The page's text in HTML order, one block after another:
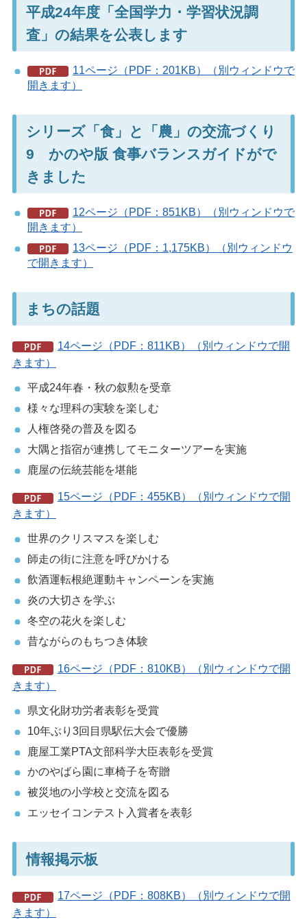
平成24年度「全国学力・学習状況調
査」の結果を公表します
11ページ（PDF：201KB）（別ウィンドウで
開きます）
シリーズ「食」と「農」の交流づくり
9 かのや版 食事バランスガイドがで
きました
12ページ（PDF：851KB）（別ウィンドウで
開きます）
13ページ（PDF：1,175KB）（別ウィンドウ
で開きます）
まちの話題
14ページ（PDF：811KB）（別ウィンドウで開
きます）
平成24年春・秋の叙勲を受章
様々な理科の実験を楽しむ
人権啓発の普及を図る
大隅と指宿が連携してモニターツアーを実施
鹿屋の伝統芸能を堪能
15ページ（PDF：455KB）（別ウィンドウで開
きます）
世界のクリスマスを楽しむ
師走の街に注意を呼びかける
飲酒運転根絶運動キャンペーンを実施
炎の大切さを学ぶ
冬空の花火を楽しむ
昔ながらのもちつき体験
16ページ（PDF：810KB）（別ウィンドウで開
きます）
県文化財功労者表彰を受賞
10年ぶり3回目県駅伝大会で優勝
鹿屋工業PTA文部科学大臣表彰を受賞
かのやばら園に車椅子を寄贈
被災地の小学校と交流を図る
エッセイコンテスト入賞者を表彰
情報掲示板
17ページ（PDF：808KB）（別ウィンドウで開
きます）